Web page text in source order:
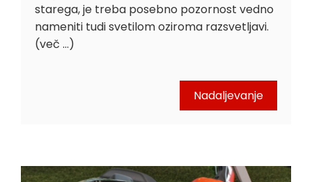
starega, je treba posebno pozornost vedno
nameniti tudi svetilom oziroma razsvetljavi.
(več …)
Nadaljevanje